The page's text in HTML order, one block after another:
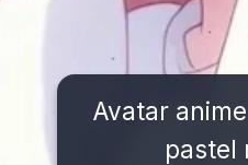
Avatar
pastel